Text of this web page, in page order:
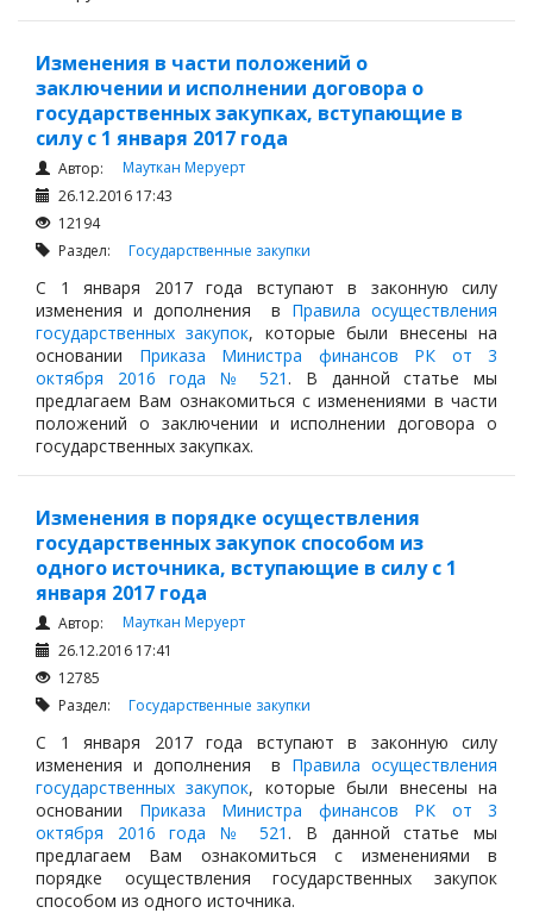
Изменения в части положений о
заключении и исполнении договора о
государственных закупках, вступающие в
силу с 1 января 2017 года
Автор:
Мауткан Меруерт
26.12.2016 17:43
12194
Раздел: Государственные закупки
С 1 января 2017 года вступают в законную силу
изменения и дополнения в Правила осуществления
государственных закупок, которые были внесены на
основании Приказа Министра финансов РК от 3
октября 2016 года № 521 . В данной статье мы
предлагаем Вам ознакомиться с изменениями в части
положений о заключении и исполнении договора о
государственных закупках.
Изменения в порядке осуществления
государственных закупок способом из
одного источника, вступающие в силу с 1
января 2017 года
Автор:
Мауткан Меруерт
26.12.2016 17:41
12785
Раздел: Государственные закупки
С 1 января 2017 года вступают в законную силу
изменения и дополнения в Правила осуществления
государственных закупок, которые были внесены на
основании Приказа Министра финансов РК от 3
октября 2016 года № 521 . В данной статье мы
предлагаем Вам ознакомиться с изменениями в
порядке осуществления государственных закупок
способом из одного источника.